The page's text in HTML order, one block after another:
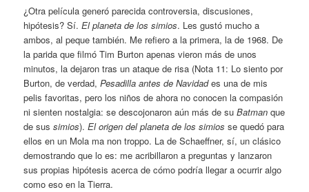
¿Otra película generó parecida controversia, discusiones,
hipótesis? Sí.El planeta de los simios. Les gustó mucho a
ambos, al peque también. Me refiero a la primera, la de 1968. De
la parida que filmó Tim Burton apenas vieron más de unos
minutos, la dejaron tras un ataque de risa (Nota 11: Lo siento por
Burton, de verdad,Pesadilla antes de Navidades una de mis
pelis favoritas, pero los niños de ahora no conocen la compasión
ni sienten nostalgia: se descojonaron aún más de suBatman que
de sussimios).El origen del planeta de los simios se quedó para
ellos en un Mola ma non troppo. La de Schaeffner, sí, un clásico
demostrando que lo es: me acribillaron a preguntas y lanzaron
sus propias hipótesis acerca de cómo podría llegar a ocurrir algo
como eso en la Tierra.